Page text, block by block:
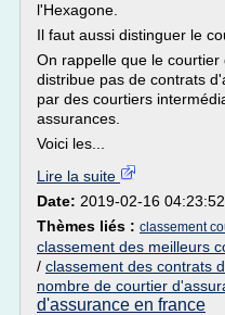
l'Hexagone.
Il faut aussi distinguer le
On rappelle que le
distribue pas de contrats
par des courtiers
assurances.
Voici les...
Lire la suite
Date: 2019-02-16 04:23:52
Thèmes liés : classement
classement des meilleurs
/ classement des contrats
nombre de courtier
d'assurance en france